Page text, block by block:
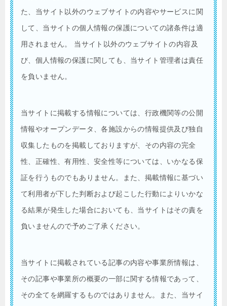
た、当サイト以外のウェブサイトの内容やサービスに関
して、当サイトの個人情報の保護についての諸条件は適
用されません。 当サイト以外のウェブサイトの内容及
び、個人情報の保護に関しても、当サイト管理者は責任
を負いません。
当サイトに掲載する情報については、行政機関等の公開
情報やオープンデータ、各施設からの情報提供及び独自
収集したものを掲載しておりますが、その内容の完全
性、正確性、有用性、安全性等については、いかなる保
証を行うものでもありません。また、掲載情報に基づい
て利用者が下した判断および起こした行動によりいかな
る結果が発生した場合においても、当サイトはその責を
負いませんので予めご了承ください。
当サイトに掲載されている記事の内容や事業所情報は、
その記事や事業所の概要の一部に関する情報であって、
その全てを網羅するものではありません。また、当サイ